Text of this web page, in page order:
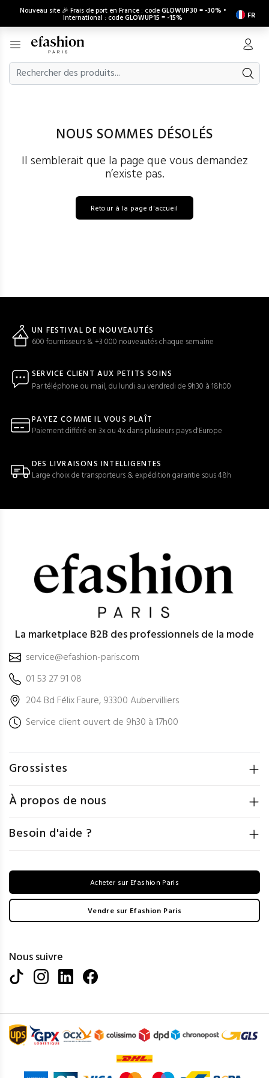
Nouveau site 🎉 Frais de port en France : codeGLOWUP30 = -30% •
International : codeGLOWUP15 = -15% FR
NOUS SOMMES DÉSOLÉS
Il semblerait que la page que vous demandez
n’existe pas.
Retour à la page d'accueil
UN FESTIVAL DE NOUVEAUTÉS
600 fournisseurs & +3 000 nouveautés chaque semaine
SERVICE CLIENT AUX PETITS SOINS
Par téléphone ou mail, du lundi au vendredi de 9h30 à 18h00
PAYEZ COMME IL VOUS PLAÎT
Paiement différé en 3x ou 4x dans plusieurs pays d'Europe
DES LIVRAISONS INTELLIGENTES
Large choix de transporteurs & expédition garantie sous 48h
La marketplace B2B des professionnels de la mode
service@efashion-paris.com
01 53 27 91 08
204 Bd Félix Faure, 93300 Aubervilliers
Service client ouvert de 9h30 à 17h00
Grossistes
À propos de nous
Besoin d'aide ?
Acheter sur Efashion Paris
Vendre sur Efashion Paris
Nous suivre